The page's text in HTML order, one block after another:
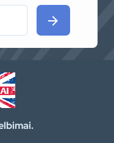
arrow_forward